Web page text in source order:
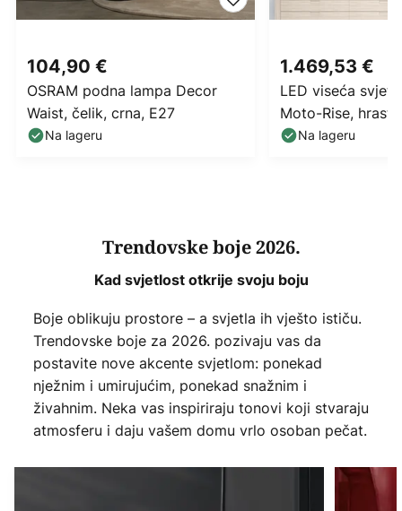
104,90 €
OSRAM podna lampa Decor
Waist, čelik, crna, E27
Na lageru
1.469,53 €
LED viseća
Moto-Rise, hrast/
aluminij, CCT
Na lageru
Trendovske boje 2026.
Kad svjetlost otkrije svoju boju
Boje oblikuju prostore – a svjetla ih vješto ističu.
Trendovske boje za 2026. pozivaju vas da
postavite nove akcente svjetlom: ponekad
nježnim i umirujućim, ponekad snažnim i
živahnim. Neka vas inspiriraju tonovi koji stvaraju
atmosferu i daju vašem domu vrlo osoban pečat.